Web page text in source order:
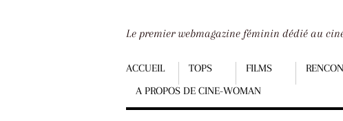
Le premier webmagazine féminin dédié au
Menu
ACCUEIL TOPS FILMS
A PROPOS DE CINE-WOMAN
Scroll